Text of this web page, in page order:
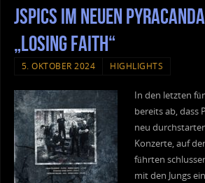
JSPics im neuen
„Losing Faith“
5. OKTOBER 2024 HIGHLIGHTS
In den letzten
bereits ab, dass
neu
Konzerte, auf
führten
mit den Jungs